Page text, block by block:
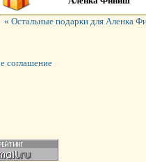
« Остальные подарки для Аленка
соглашение